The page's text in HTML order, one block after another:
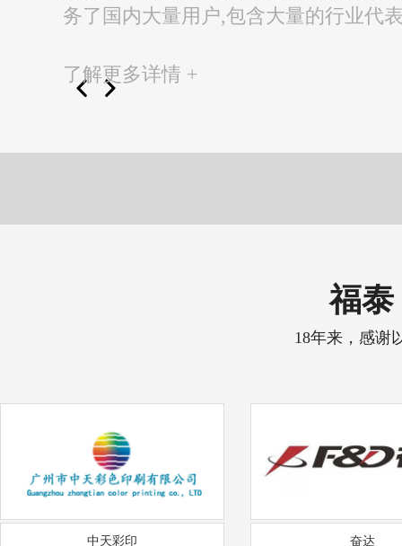
务了国内大量用户,包含大量的行业代
了解更多详情 +
福泰
18年来，感谢
中天彩印 奋达